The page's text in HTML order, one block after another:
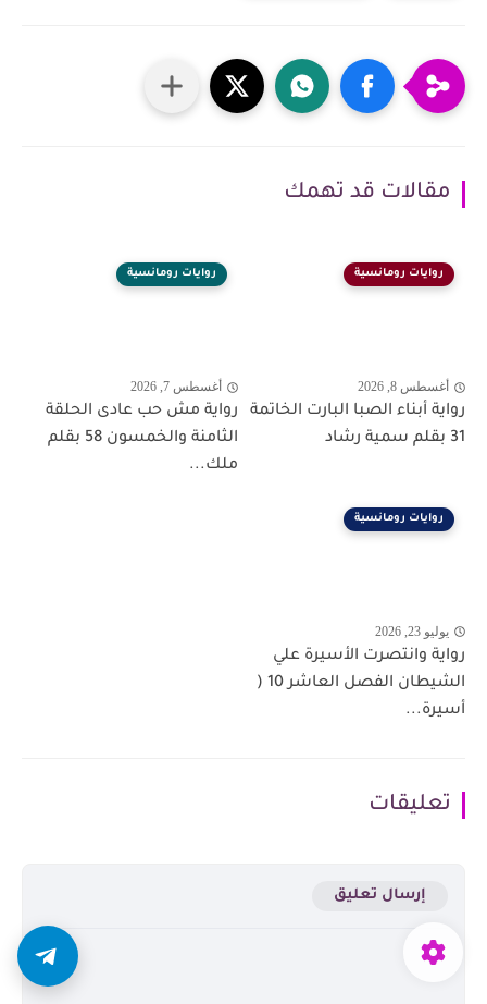
مقالات قد تهمك
روايات رومانسية
أغسطس 8, 2026
رواية أبناء الصبا البارت الخاتمة
31 بقلم سمية رشاد
روايات رومانسية
أغسطس 7, 2026
رواية مش حب عادى الحلقة
الثامنة والخمسون 58 بقلم
ملك...
روايات رومانسية
يوليو 23, 2026
رواية وانتصرت الأسيرة علي
الشيطان الفصل العاشر 10 (
أسيرة...
تعليقات
إرسال تعليق